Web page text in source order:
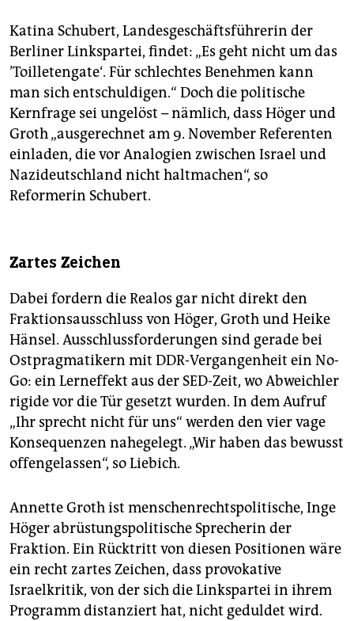
Katina Schubert, Landesgeschäftsführerin der
Berliner Linkspartei, findet: „Es geht nicht um das
’Toilletengate‘. Für schlechtes Benehmen kann
man sich entschuldigen.“ Doch die politische
Kernfrage sei ungelöst – nämlich, dass Höger und
Groth „ausgerechnet am 9. November Referenten
einladen, die vor Analogien zwischen Israel und
Nazideutschland nicht haltmachen“, so
Reformerin Schubert.
Zartes Zeichen
Dabei fordern die Realos gar nicht direkt den
Fraktionsausschluss von Höger, Groth und Heike
Hänsel. Ausschlussforderungen sind gerade bei
Ostpragmatikern mit DDR-Vergangenheit ein No-
Go: ein Lerneffekt aus der SED-Zeit, wo Abweichler
rigide vor die Tür gesetzt wurden. In dem Aufruf
„Ihr sprecht nicht für uns“ werden den vier vage
Konsequenzen nahegelegt. „Wir haben das bewusst
offengelassen“, so Liebich.
Annette Groth ist menschenrechtspolitische, Inge
Höger abrüstungspolitische Sprecherin der
Fraktion. Ein Rücktritt von diesen Positionen wäre
ein recht zartes Zeichen, dass provokative
Israelkritik, von der sich die Linkspartei in ihrem
Programm distanziert hat, nicht geduldet wird.